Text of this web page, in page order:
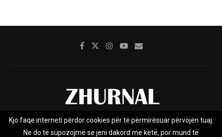
Rreth nesh Impresumi Marketing
Kontakt
Kjo faqe interneti përdor cookies për të përmirësuar përvojën tuaj.
Ne do të supozojmë se jeni dakord me këtë, por mund të